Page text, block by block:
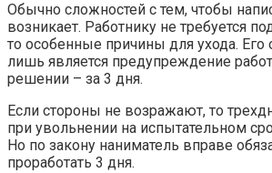
Обычно сложностей с тем, чтобы
возникает. Работнику не требуется
то особенные причины для ухода. Его
лишь является предупреждение
решении – за 3 дня.
Если стороны не возражают, то
при увольнении на испытательном
Но по закону наниматель вправе
проработать 3 дня.